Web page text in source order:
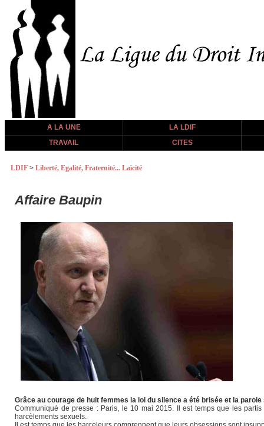
A LA UNE
LA LDIF
TRAVAIL
CITES
LDIF > Liberté, Egalité, Fraternité... Laïcité
Affaire Baupin
Grâce au courage de huit femmes la loi du silence a été brisée et la
Communiqué de presse : Paris, le 10 mai 2015. Il est temps que les
harcèlements sexuels.